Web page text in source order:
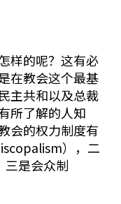
样的呢？这有必
在教会这个最基
主共和以及总裁
所了解的人知
会的权力制度有
），二
是会众制